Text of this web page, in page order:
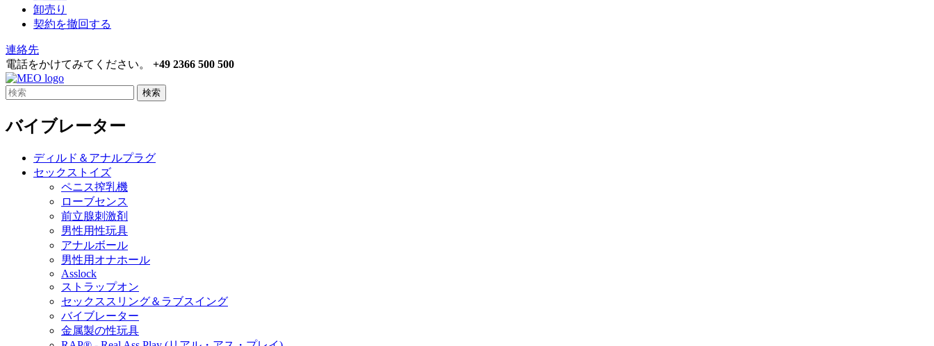
卸売り
契約を撤回する
連絡先
電話をかけてみてください。 +49 2366 500 500
検索
バイブレーター
ディルド＆アナルプラグ
セックストイズ
ペニス搾乳機
ローブセンス
前立腺刺激剤
男性用性玩具
アナルボール
男性用オナホール
Asslock
ストラップオン
セックススリング＆ラブスイング
バイブレーター
金属製の性玩具